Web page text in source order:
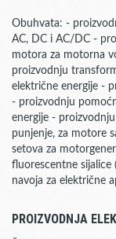
Obuhvata: -
AC, DC i AC/DC -
motora za motorna
proizvodnju
električne energije -
- proizvodnju
energije -
punjenje, za motore
setova za
fluorescentne
navoja za električne
PROIZVODNJA